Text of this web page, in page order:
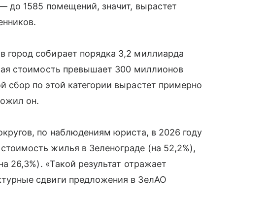
до 1585 помещений, значит, вырастет
город собирает порядка 3,2 миллиарда
стоимость превышает 300 миллионов
по этой категории вырастет примерно
он.
по наблюдениям юриста, в 2026 году
жилья в Зеленограде (на 52,2%),
26,3%). «Такой результат отражает
сдвиги предложения в ЗелАО